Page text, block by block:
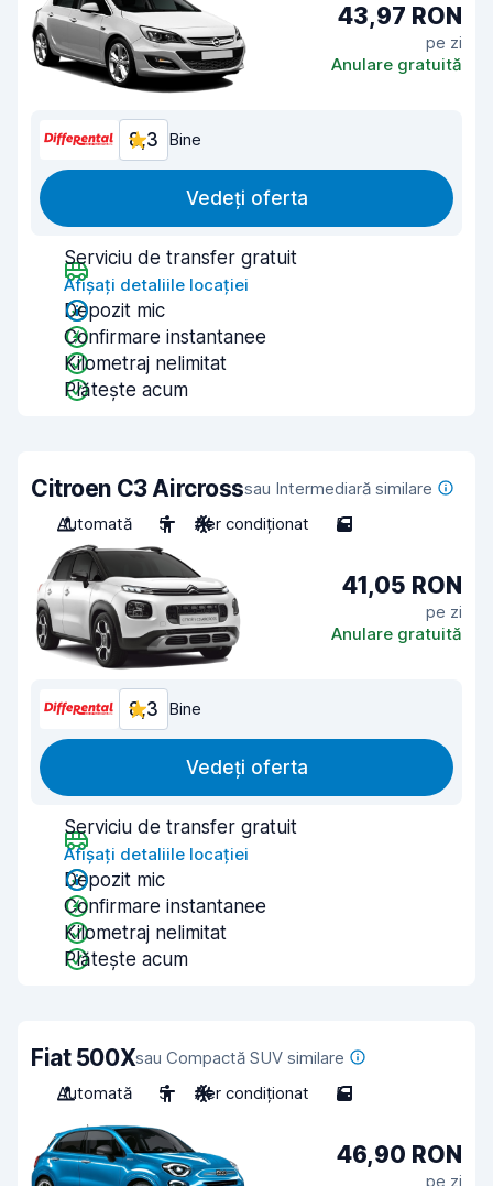
43,97 RON
pe zi
Anulare gratuită
8,3 Bine
Vedeți oferta
Serviciu de transfer gratuit
Afișați detaliile locației
Depozit mic
Confirmare instantanee
Kilometraj nelimitat
Plătește acum
Citroen C3 Aircrosssau Intermediară similare
Automată
5 Aer condiționat 5
41,05 RON
pe zi
Anulare gratuită
8,3 Bine
Vedeți oferta
Serviciu de transfer gratuit
Afișați detaliile locației
Depozit mic
Confirmare instantanee
Kilometraj nelimitat
Plătește acum
Fiat 500Xsau Compactă SUV similare
Automată
5 Aer condiționat 5
46,90 RON
pe zi